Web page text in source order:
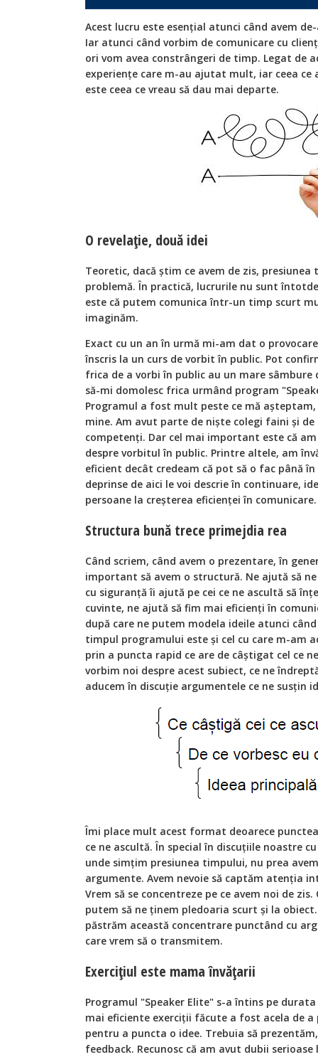
Acest lucru este esențial atunci când avem
Iar atunci când vorbim de comunicare cu
ori vom avea constrângeri de timp. Legat de
experiențe care m-au ajutat mult, iar ceea ce
este ceea ce vreau să dau mai departe.
O revelație, două idei
Teoretic, dacă știm ce avem de zis,
problemă. În practică, lucrurile nu sunt
este că putem comunica într-un timp scurt
imaginăm.
Exact cu un an în urmă mi-am dat o
înscris la un curs de vorbit în public. Pot
frica de a vorbi în public au un mare sâmbure
să-mi domolesc frica urmând program
Programul a fost mult peste ce mă
mine. Am avut parte de niște colegi faini și
competenți. Dar cel mai important este că
despre vorbitul în public. Printre altele, am
eficient decât credeam că pot să o fac până
deprinse de aici le voi descrie în continuare,
persoane la creșterea eficienței în comunicare.
Structura bună trece primejdia rea
Când scriem, când avem o prezentare, în
important să avem o structură. Ne ajută să
cu siguranță îi ajută pe cei ce ne ascultă să
cuvinte, ne ajută să fim mai eficienți în
după care ne putem modela ideile atunci
timpul programului este și cel cu care m-am
prin a puncta rapid ce are de câștigat cel ce
vorbim noi despre acest subiect, ce ne
aducem în discuție argumentele ce ne susțin
Îmi place mult acest format deoarece
ce ne ascultă. În special în discuțiile noastre
unde simțim presiunea timpului, nu prea
argumente. Avem nevoie să captăm atenția
Vrem să se concentreze pe ce avem noi de
putem să ne ținem pledoaria scurt și la
păstrăm această concentrare punctând cu
care vrem să o transmitem.
Exercițiul este mama învățarii
Programul "Speaker Elite" s-a întins pe
mai eficiente exerciții făcute a fost acela de
pentru a puncta o idee. Trebuia să
feedback. Recunosc că am avut dubii